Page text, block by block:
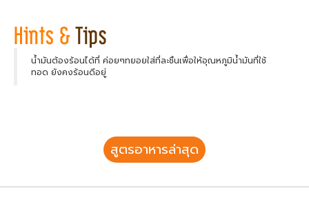
น้ำมันต้องร้อนได้ที่ ค่อยๆทยอยใส่ที่ละชิ้นเพื่อให้อุณหภูมิน้ำมันที่ใช้
ทอด ยังคงร้อนดีอยู่
สูตรอาหารล่าสุด